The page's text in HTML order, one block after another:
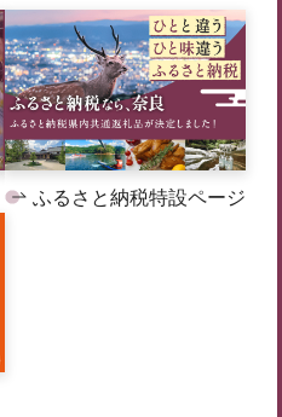
ふるさと納税特設ページ